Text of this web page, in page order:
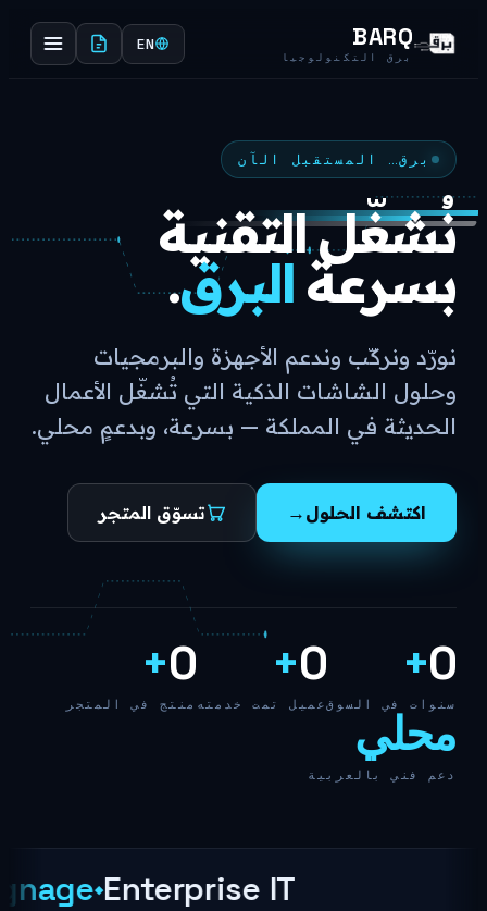
BARQ
برق التكنولوجيا
EN
برق… المستقبل الآن
نُشغّل التقنية
بسرعة البرق.
نورّد ونركّب وندعم الأجهزة والبرمجيات
وحلول الشاشات الذكية التي تُشغّل الأعمال
الحديثة في المملكة — بسرعة، وبدعمٍ محلي.
اكتشف الحلول → تسوّق المتجر
0
+
سنوات في السوق
0
+
عميل تمت خدمته
0
+
منتج في المتجر
محلي
دعم فني بالعربية
Enterprise IT
◆